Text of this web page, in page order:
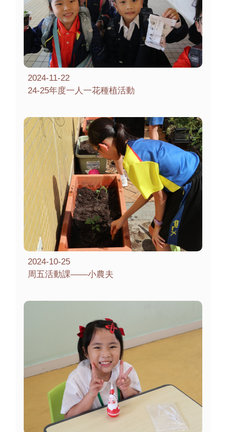
2024-11-22
24-25年度一人一花種植活動
2024-10-25
周五活動課——小農夫